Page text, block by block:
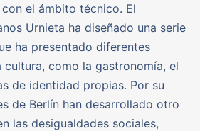
el ámbito técnico. El
Urnieta ha diseñado una serie
ha presentado diferentes
cultura, como la gastronomía, el
de identidad propias. Por su
de Berlín han desarrollado otro
las desigualdades sociales,